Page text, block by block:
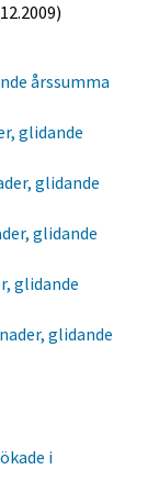
årssumma
glidande
glidande
glidande
glidande
glidande
i